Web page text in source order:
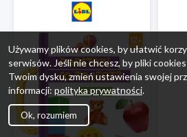
Używamy plików cookies, by ułatwić
serwisów. Jeśli nie chcesz, by pliki
Twoim dysku, zmień ustawienia swojej
informacji: polityka prywatności.
Ok, rozumiem